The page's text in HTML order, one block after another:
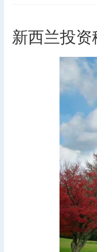
新西兰投